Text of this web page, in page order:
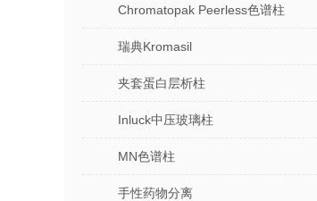
Chromatopak Peerless色谱柱
瑞典Kromasil
夹套蛋白层析柱
Inluck中压玻璃柱
MN色谱柱
手性药物分离